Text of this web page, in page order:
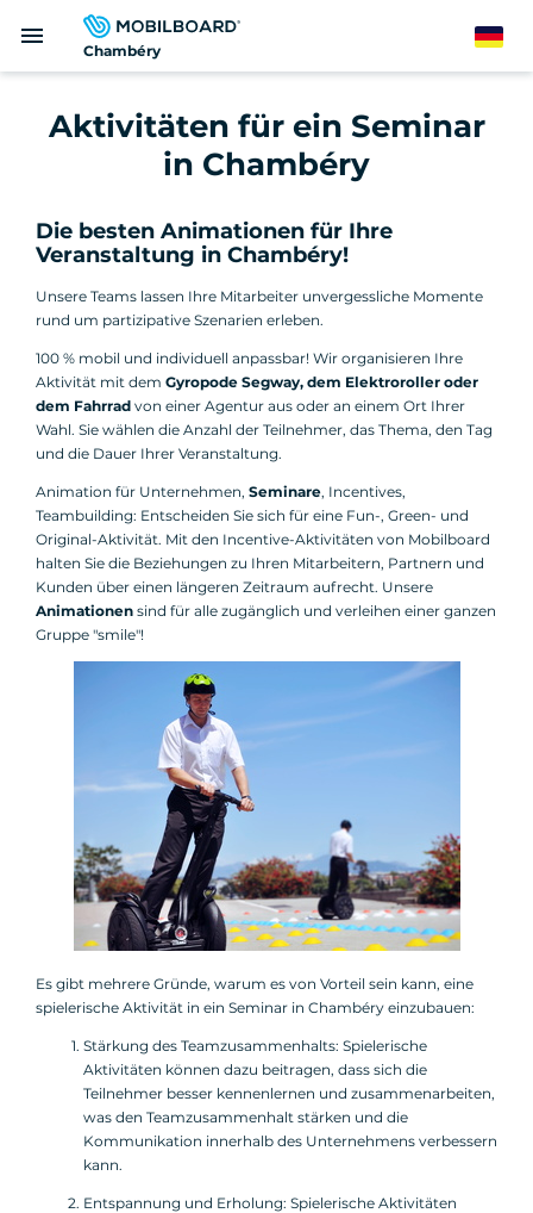
zum
Chambéry
menu German
Aktivitäten für ein Seminar
in Chambéry
Die besten Animationen für Ihre
Veranstaltung in Chambéry!
Unsere Teams lassen Ihre Mitarbeiter unvergessliche Momente
rund um partizipative Szenarien erleben.
100 % mobil und individuell anpassbar! Wir organisieren Ihre
Aktivität mit dem Gyropode Segway, dem Elektroroller oder
dem Fahrrad von einer Agentur aus oder an einem Ort Ihrer
Wahl. Sie wählen die Anzahl der Teilnehmer, das Thema, den Tag
und die Dauer Ihrer Veranstaltung.
Animation für Unternehmen, Seminare, Incentives,
Teambuilding: Entscheiden Sie sich für eine Fun-, Green- und
Original-Aktivität. Mit den Incentive-Aktivitäten von Mobilboard
halten Sie die Beziehungen zu Ihren Mitarbeitern, Partnern und
Kunden über einen längeren Zeitraum aufrecht. Unsere
Animationen sind für alle zugänglich und verleihen einer ganzen
Gruppe "smile"!
Es gibt mehrere Gründe, warum es von Vorteil sein kann, eine
spielerische Aktivität in ein Seminar in Chambéry einzubauen:
Stärkung des Teamzusammenhalts: Spielerische
Aktivitäten können dazu beitragen, dass sich die
Teilnehmer besser kennenlernen und zusammenarbeiten,
was den Teamzusammenhalt stärken und die
Kommunikation innerhalb des Unternehmens verbessern
kann.
Entspannung und Erholung: Spielerische Aktivitäten